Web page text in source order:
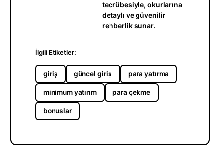
tecrübesiyle, okurlarına
detaylı ve güvenilir
rehberlik sunar.
İlgili Etiketler:
giriş güncel giriş para yatırma
minimum yatırım para çekme
bonuslar